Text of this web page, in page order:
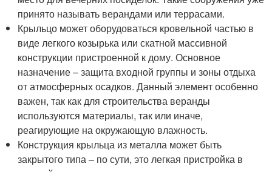
принято называть верандами или террасами.
Крыльцо может оборудоваться кровельной частью в
виде легкого козырька или скатной массивной
конструкции пристроенной к дому. Основное
назначение – защита входной группы и зоны отдыха
от атмосферных осадков. Данный элемент особенно
важен, так как для строительства веранды
используются материалы, так или иначе,
реагирующие на окружающую влажность.
Конструкция крыльца из металла может быть
закрытого типа – по сути, это легкая пристройка в